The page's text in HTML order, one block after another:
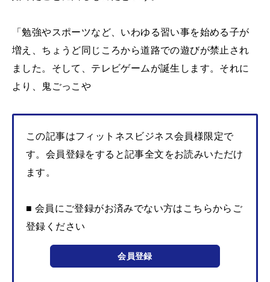
「勉強やスポーツなど、いわゆる習い事を始める子が
増え、ちょうど同じころから道路での遊びが禁止され
ました。そして、テレビゲームが誕生します。それに
より、鬼ごっこや
この記事はフィットネスビジネス会員様限定で
す。会員登録をすると記事全文をお読みいただけ
ます。
■ 会員にご登録がお済みでない方はこちらからご
登録ください
会員登録